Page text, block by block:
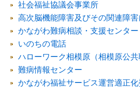
社会福祉協議会事業所
高次脳機能障害及びその関連障
かながわ難病相談・支援センター
いのちの電話
ハローワーク相模原（相模原公共
難病情報センター
かながわ福祉サービス運営適正化